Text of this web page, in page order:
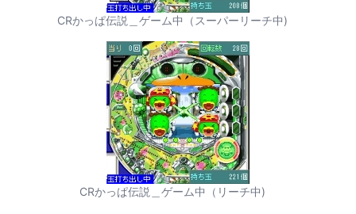
CRかっぱ伝説＿ゲーム中（スーパーリーチ中)
CRかっぱ伝説＿ゲーム中（リーチ中)